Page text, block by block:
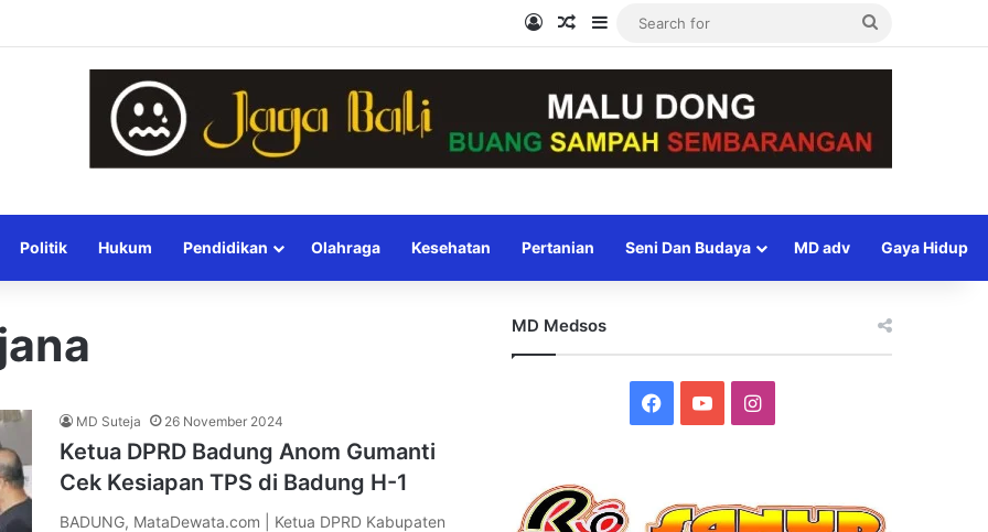
Log InRandom Article
Sidebar
Politik Hukum Pendidikan Olahraga Kesehatan Pertanian Seni Dan Budaya MD adv Gaya Hidup
MD Suteja 26 November 2024
Ketua DPRD Badung Anom Gumanti
Cek Kesiapan TPS di Badung H-1
BADUNG, MataDewata.com | Ketua DPRD Kabupaten
MD Medsos
Facebook
YouTubeInstagram